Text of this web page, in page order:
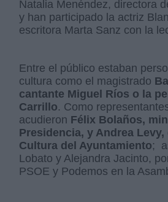
Natalia Menéndez, directora
y han participado la actriz
escritora Marta Sanz con la
Entre el público estaban
cultura como el magistrado
cantante Miguel Ríos o la
Carrillo. Como
acudieron Félix Bolaños,
Presidencia, y Andrea Levy,
Cultura del Ayuntamiento;
Lobato y Alejandra Jacinto,
PSOE y Podemos en la